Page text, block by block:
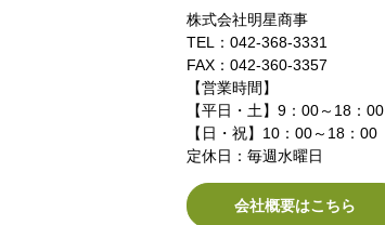
株式会社明星商事
TEL：042-368-3331
FAX：042-360-3357
【営業時間】
【平日・土】9：00～18：00
【日・祝】10：00～18：00
定休日：毎週水曜日
会社概要はこちら